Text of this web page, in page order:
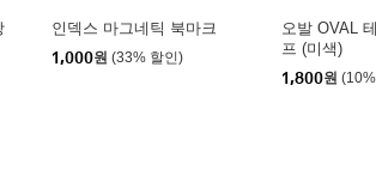
인덱스 마그네틱 북마크
1,000원 (33% 할인)
오발 OVAL
프 (미색)
1,800원